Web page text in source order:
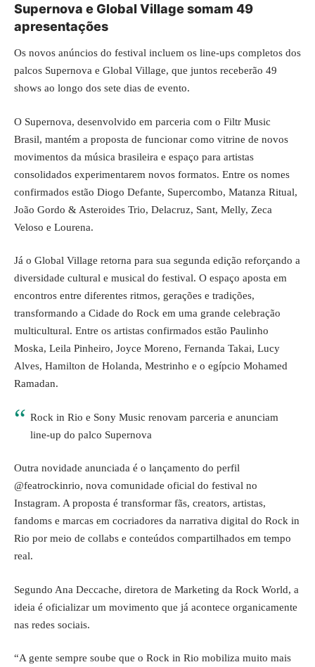
Supernova e Global Village somam 49
apresentações
Os novos anúncios do festival incluem os line-ups completos dos
palcos Supernova e Global Village, que juntos receberão 49
shows ao longo dos sete dias de evento.
O Supernova, desenvolvido em parceria com o Filtr Music
Brasil, mantém a proposta de funcionar como vitrine de novos
movimentos da música brasileira e espaço para artistas
consolidados experimentarem novos formatos. Entre os nomes
confirmados estão Diogo Defante, Supercombo, Matanza Ritual,
João Gordo & Asteroides Trio, Delacruz, Sant, Melly, Zeca
Veloso e Lourena.
Já o Global Village retorna para sua segunda edição reforçando a
diversidade cultural e musical do festival. O espaço aposta em
encontros entre diferentes ritmos, gerações e tradições,
transformando a Cidade do Rock em uma grande celebração
multicultural. Entre os artistas confirmados estão Paulinho
Moska, Leila Pinheiro, Joyce Moreno, Fernanda Takai, Lucy
Alves, Hamilton de Holanda, Mestrinho e o egípcio Mohamed
Ramadan.
Rock in Rio e Sony Music renovam parceria e anunciam
line-up do palco Supernova
Outra novidade anunciada é o lançamento do perfil
@featrockinrio, nova comunidade oficial do festival no
Instagram. A proposta é transformar fãs, creators, artistas,
fandoms e marcas em cocriadores da narrativa digital do Rock in
Rio por meio de collabs e conteúdos compartilhados em tempo
real.
Segundo Ana Deccache, diretora de Marketing da Rock World, a
ideia é oficializar um movimento que já acontece organicamente
nas redes sociais.
“A gente sempre soube que o Rock in Rio mobiliza muito mais